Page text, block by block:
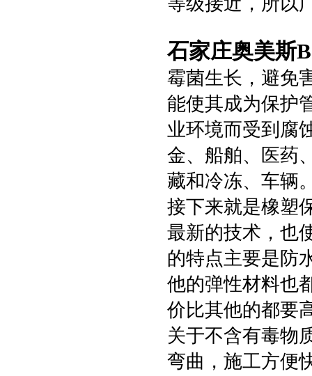
石家庄奥美斯
霉菌生长，避免
能使其成为保护
业环境而受到腐
金、船舶、医药
藏和冷冻、车辆
接下来就是橡塑
最新的技术，也
的特点主要是防
他的弹性材料也
价比其他的都要
关于不含有毒物
弯曲，施工方便